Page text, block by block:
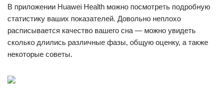
В приложении Huawei Health можно посмотреть подробную
статистику ваших показателей. Довольно неплохо
расписывается качество вашего сна — можно увидеть
сколько длились различные фазы, общую оценку, а также
некоторые советы.